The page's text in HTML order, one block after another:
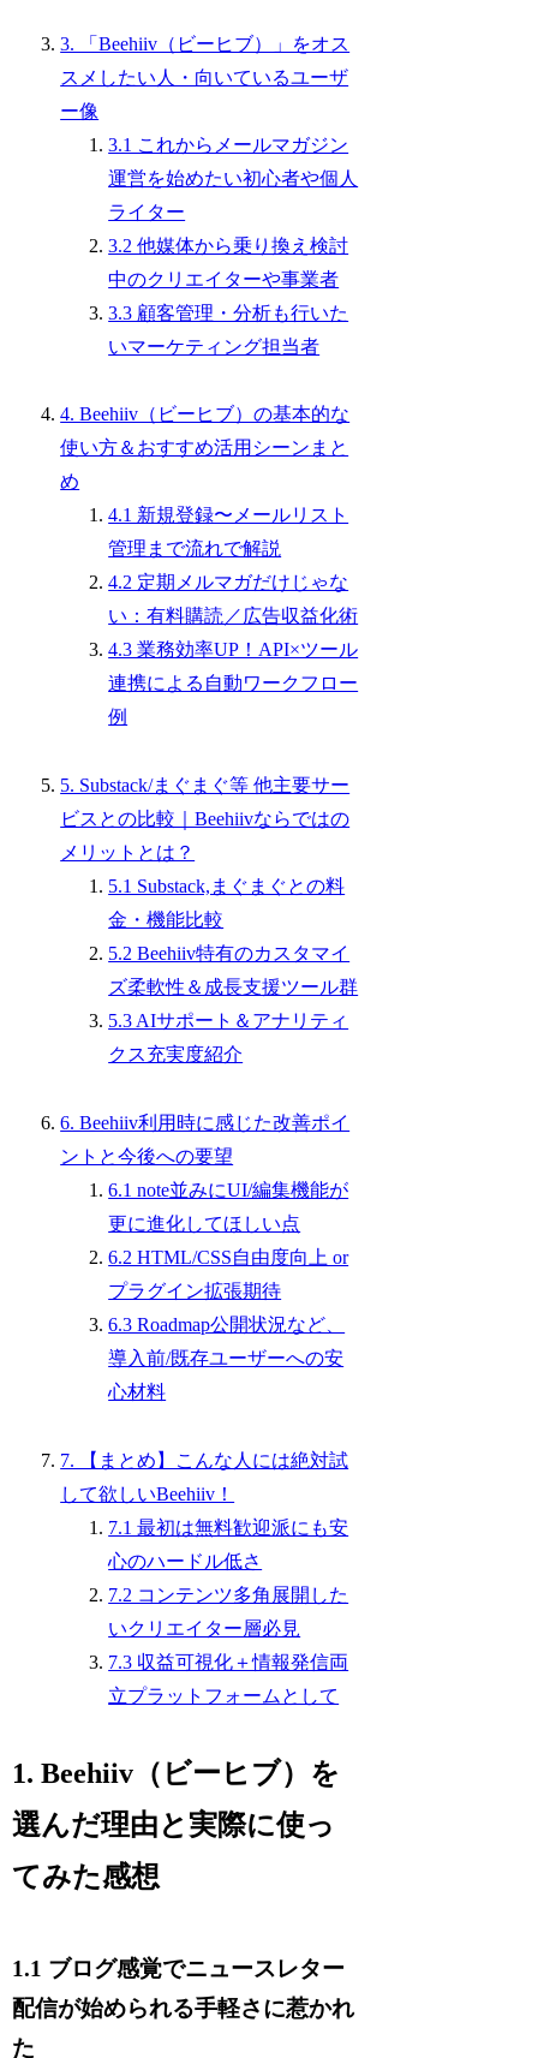
3. 「Beehiiv（ビーヒブ）」をオス
スメしたい人・向いているユーザ
ー像
3.1 これからメールマガジン
運営を始めたい初心者や個人
ライター
3.2 他媒体から乗り換え検討
中のクリエイターや事業者
3.3 顧客管理・分析も行いた
いマーケティング担当者
4. Beehiiv（ビーヒブ）の基本的な
使い方＆おすすめ活用シーンまと
め
4.1 新規登録〜メールリスト
管理まで流れで解説
4.2 定期メルマガだけじゃな
い：有料購読／広告収益化術
4.3 業務効率UP！API×ツール
連携による自動ワークフロー
例
5. Substack/まぐまぐ等 他主要サー
ビスとの比較｜Beehiivならではの
メリットとは？
5.1 Substack,まぐまぐとの料
金・機能比較
5.2 Beehiiv特有のカスタマイ
ズ柔軟性＆成長支援ツール群
5.3 AIサポート＆アナリティ
クス充実度紹介
6. Beehiiv利用時に感じた改善ポイ
ントと今後への要望
6.1 note並みにUI/編集機能が
更に進化してほしい点
6.2 HTML/CSS自由度向上 or
プラグイン拡張期待
6.3 Roadmap公開状況など、
導入前/既存ユーザーへの安
心材料
7. 【まとめ】こんな人には絶対試
して欲しいBeehiiv！
7.1 最初は無料歓迎派にも安
心のハードル低さ
7.2 コンテンツ多角展開した
いクリエイター層必見
7.3 収益可視化＋情報発信両
立プラットフォームとして
1. Beehiiv（ビーヒブ）を
選んだ理由と実際に使っ
てみた感想
1.1 ブログ感覚でニュースレター
配信が始められる手軽さに惹かれ
た